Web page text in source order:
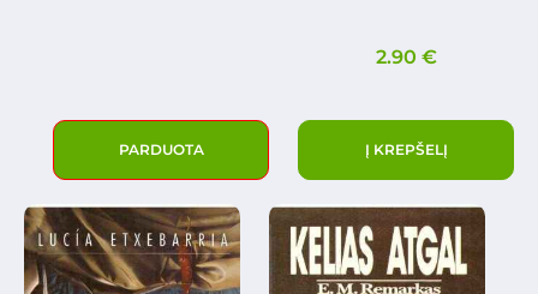
PARDUOTA
2.90 €
Į KREPŠELĮ